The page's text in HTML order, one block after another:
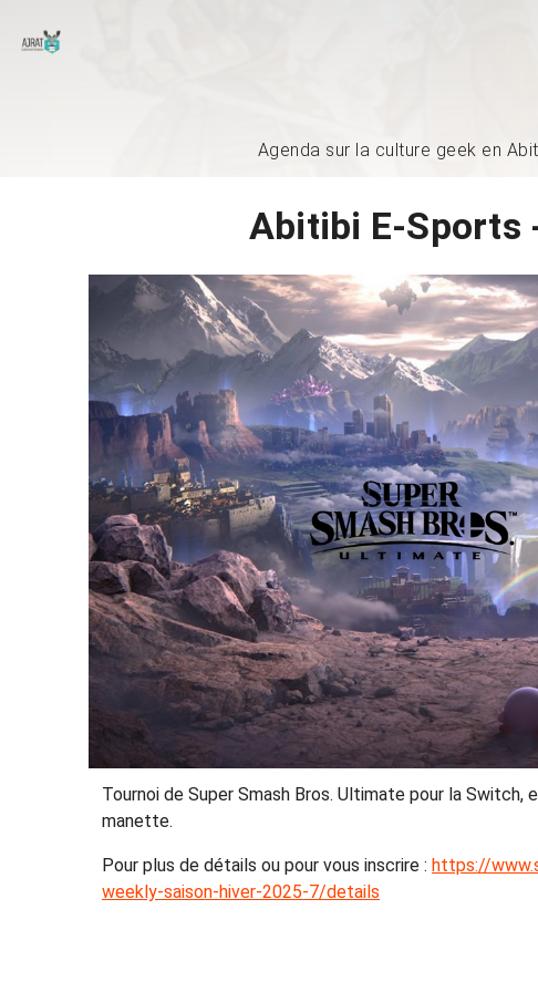
Agenda sur la culture geek en
Abitibi E-Sports
Tournoi de Super Smash Bros. Ultimate pour la
manette.
Pour plus de détails ou pour vous inscrire : https://
weekly-saison-hiver-2025-7/details